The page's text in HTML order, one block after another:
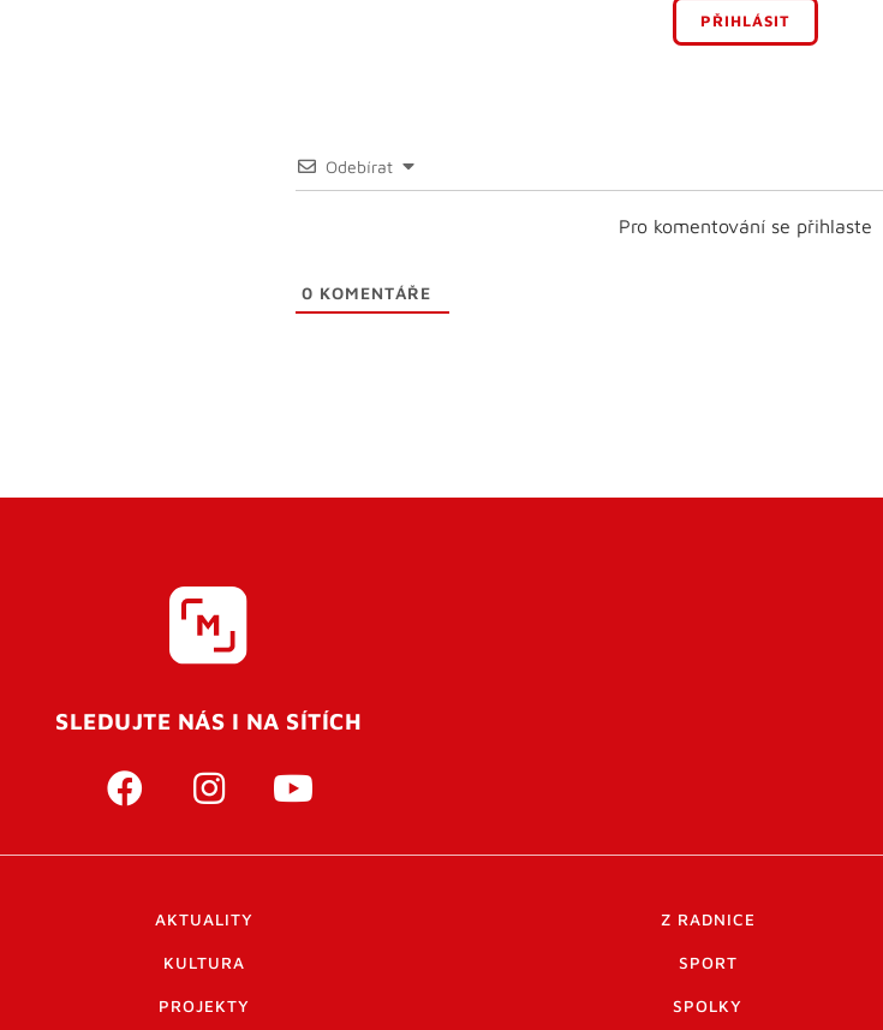
PŘIHLÁSIT
Odebírat
Pro komentování se přihlaste
0 KOMENTÁŘE
SLEDUJTE NÁS I NA SÍTÍCH
AKTUALITY Z RADNICE
KULTURA SPORT
PROJEKTY SPOLKY